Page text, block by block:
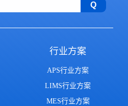
行业方案
APS行业方案
LIMS行业方案
MES行业方案